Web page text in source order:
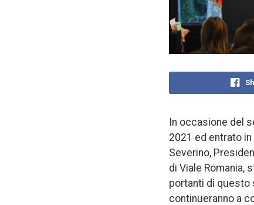
In occasione del
2021 ed entrato in
Severino,
di Viale Romania,
portanti di questo
continueranno a